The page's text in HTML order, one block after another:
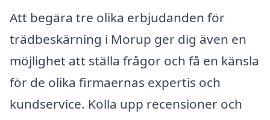
Att begära tre olika erbjudanden för
trädbeskärning i Morup ger dig även en
möjlighet att ställa frågor och få en känsla
för de olika firmaernas expertis och
kundservice. Kolla upp recensioner och